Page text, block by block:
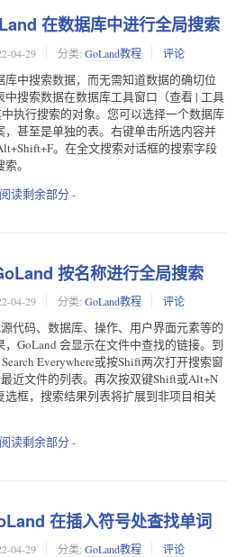
在数据库中进行全局搜索
04-29 分类: GoLand教程 评论
中搜索数据，而无需知道数据的确切位
搜索数据 在数据库工具窗口（查看 | 工具
执行搜索的对象。您可以选择一个数据库
甚至是单独的表。右键单击所选内容并
。在全文搜索对话框的搜索字段
。
读剩余部分 -
按名称进行全局搜索
04-29 分类: GoLand教程 评论
代码、数据库、操作、用户界面元素等的
GoLand 会显示在文件中查找的链接。到
Everywhere或按Shift两次打开搜索窗
近文件的列表。再次按双键Shift或Alt+N
框，搜索结果列表将扩展到非项目相关
读剩余部分 -
在插入符号处查找单词
04-29 分类: GoLand教程 评论